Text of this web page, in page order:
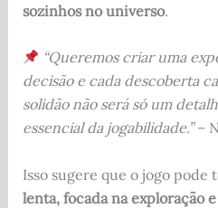
sozinhos no universo.
“Queremos criar uma
decisão e cada descoberta
solidão não será só um
essencial da jogabilidade.”–
Isso sugere que o jogo pode
lenta, focada na exploração